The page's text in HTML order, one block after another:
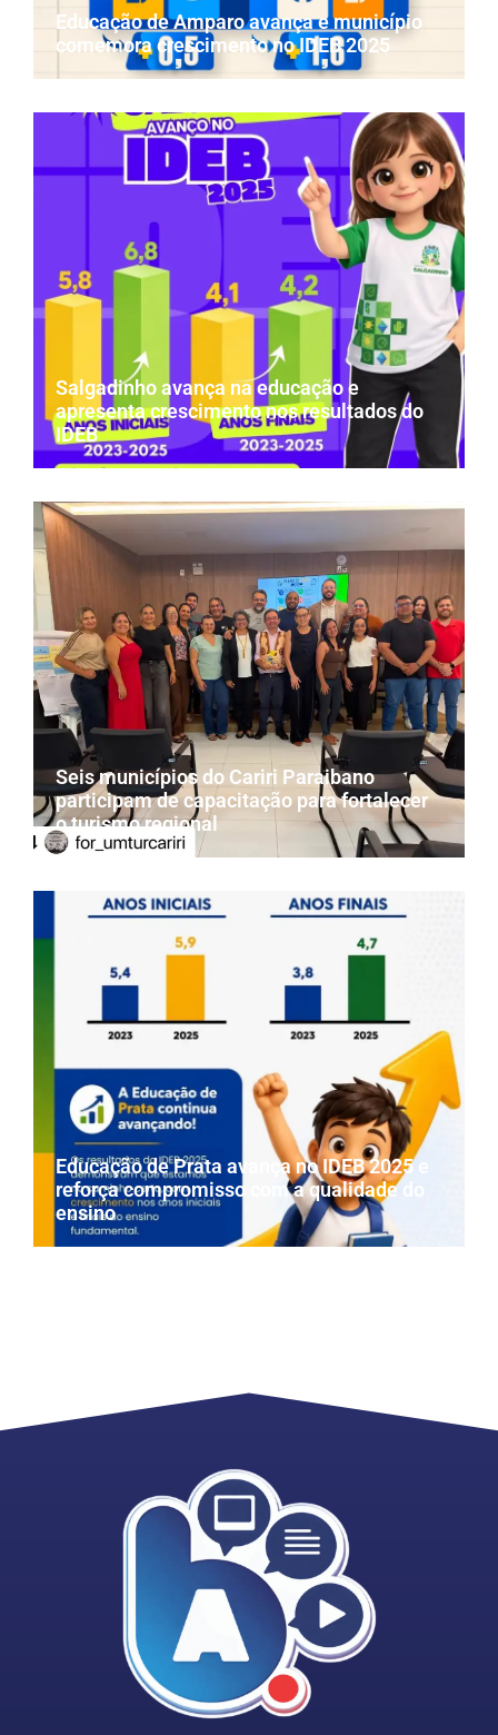
Educação de Amparo avança e município
comemora crescimento no IDEB 2025
Salgadinho avança na educação e
apresenta crescimento nos resultados do
IDEB
Seis municípios do Cariri Paraibano
participam de capacitação para fortalecer
o turismo regional
Educação de Prata avança no IDEB 2025 e
reforça compromisso com a qualidade do
ensino